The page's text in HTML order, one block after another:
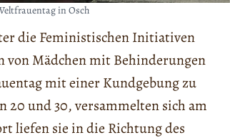
in Osch
die Feministischen Initiativen
von Mädchen mit Behinderungen
mit einer Kundgebung zu
20 und 30, versammelten sich am
liefen sie in die Richtung des